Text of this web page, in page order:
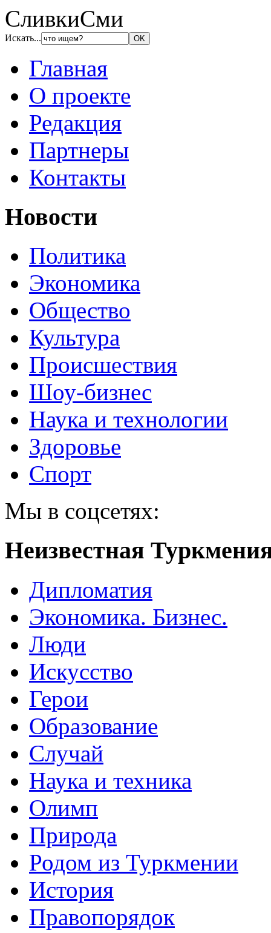
СливкиСми
Искать...
Главная
О проекте
Редакция
Партнеры
Контакты
Новости
Политика
Экономика
Общество
Культура
Происшествия
Шоу-бизнес
Наука и технологии
Здоровье
Спорт
Мы в соцсетях:
Неизвестная
Дипломатия
Экономика. Бизнес.
Люди
Искусство
Герои
Образование
Случай
Наука и техника
Олимп
Природа
Родом из Туркмении
История
Правопорядок